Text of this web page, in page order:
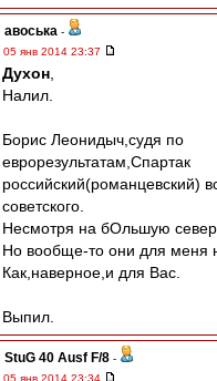
авоська -
05 янв 2014 23:37
Духон
Налил.
Борис Леонидыч,cудя по
еврорезультатам,Спартак
российский(романцевский)
советского.
Несмотря на бОльшую
Но вообще-то они для меня
Как,наверное,и для Вас.
Выпил.
StuG 40 Ausf F/8 -
05 янв 2014 23:34